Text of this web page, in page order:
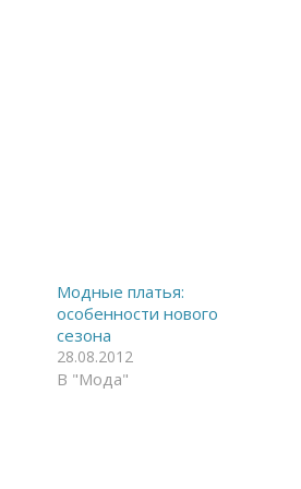
Модные платья:
особенности нового
сезона
28.08.2012
В "Мода"